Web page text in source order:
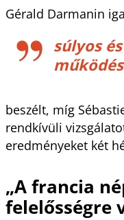
Gérald Darmanin
súlyos
beszélt, míg
rendkívüli
eredményeket két
„A francia
felelősségre